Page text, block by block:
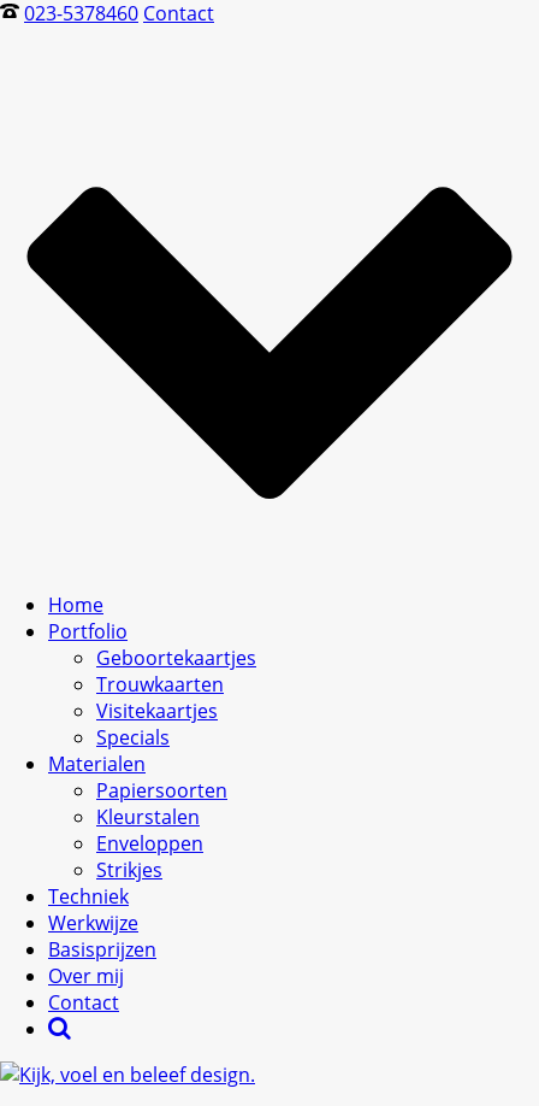
023-5378460 Contact
Home
Portfolio
Geboortekaartjes
Trouwkaarten
Visitekaartjes
Specials
Materialen
Papiersoorten
Kleurstalen
Enveloppen
Strikjes
Techniek
Werkwijze
Basisprijzen
Over mij
Contact